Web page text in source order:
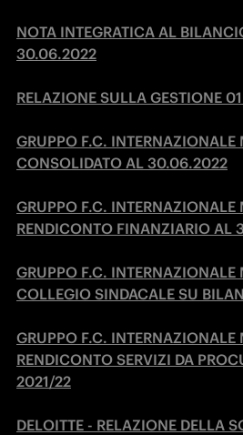
NOTA INTEGRATICA AL
30.06.2022
RELAZIONE SULLA GESTIONE
GRUPPO F.C.
CONSOLIDATO AL 30.06.2022
GRUPPO F.C. INTERNAZIONALE
RENDICONTO FINANZIARIO AL
GRUPPO F.C.
COLLEGIO SINDACALE SU
GRUPPO F.C.
RENDICONTO SERVIZI DA
2021/22
DELOITTE - RELAZIONE DELLA